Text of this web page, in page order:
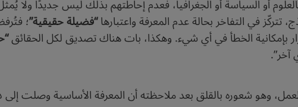
أو السياسة أو الجغرافيا، فعدم إحاطتهم بذلك ليس جديدًا ولا
تتركّز في التفاخر بحالة عدم المعرفة واعتبارها“فضيلة حقيقية”؛
بإمكانية الخطأ في أي شيء. وهكذا، بات هناك تصديق لكل الحقائق
العمل، وهو شعوره بالقلق بعد ملاحظته أن المعرفة الأساسية وصلت